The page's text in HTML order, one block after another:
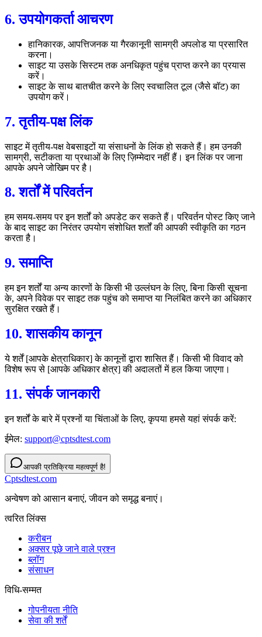
6. उपयोगकर्ता आचरण
हानिकारक, आपत्तिजनक या गैरकानूनी सामग्री अपलोड या प्रसारित
करना।
साइट या उसके सिस्टम तक अनधिकृत पहुंच प्राप्त करने का प्रयास
करें।
साइट के साथ बातचीत करने के लिए स्वचालित टूल (जैसे बॉट) का
उपयोग करें।
7. तृतीय-पक्ष लिंक
साइट में तृतीय-पक्ष वेबसाइटों या संसाधनों के लिंक हो सकते हैं। हम उनकी
सामग्री, सटीकता या प्रथाओं के लिए ज़िम्मेदार नहीं हैं। इन लिंक पर जाना
आपके अपने जोखिम पर है।
8. शर्तों में परिवर्तन
हम समय-समय पर इन शर्तों को अपडेट कर सकते हैं। परिवर्तन पोस्ट किए जाने
के बाद साइट का निरंतर उपयोग संशोधित शर्तों की आपकी स्वीकृति का गठन
करता है।
9. समाप्ति
हम इन शर्तों या अन्य कारणों के किसी भी उल्लंघन के लिए, बिना किसी सूचना
के, अपने विवेक पर साइट तक पहुंच को समाप्त या निलंबित करने का अधिकार
सुरक्षित रखते हैं।
10. शासकीय कानून
ये शर्तें [आपके क्षेत्राधिकार] के कानूनों द्वारा शासित हैं। किसी भी विवाद को
विशेष रूप से [आपके अधिकार क्षेत्र] की अदालतों में हल किया जाएगा।
11. संपर्क जानकारी
इन शर्तों के बारे में प्रश्नों या चिंताओं के लिए, कृपया हमसे यहां संपर्क करें:
ईमेल: support@cptsdtest.com
आपकी प्रतिक्रिया महत्वपूर्ण है!
Cptsdtest.com
अन्वेषण को आसान बनाएं, जीवन को समृद्ध बनाएं।
त्वरित लिंक्स
करीबन
अक्सर पूछे जाने वाले प्रश्न
ब्लॉग
संसाधन
विधि-सम्‍मत
गोपनीयता नीति
सेवा की शर्तें